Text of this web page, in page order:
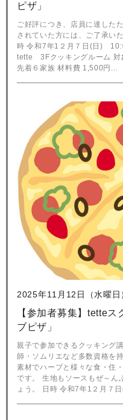
ピザ」
ご好評につき、店員に達した
されていた方には、ご了承い
時 令和7年1２月７日(日)
tette 3Fクッキングルーム 対
先着６家族 材料費 1,500円...
2025年11月12日（水曜日
【参加者募集】tette
ブピザ」
親子で参加できるクッキング
師・ソムリエなど多数資格を
素材でハーブと様々な食・住
です。 生地もソースもぜ～ん
ょう。 日時 令和7年1２月